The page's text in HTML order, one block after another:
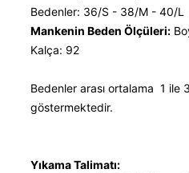
Bedenler: 36/S - 38/M - 40/L
Mankenin Beden Ölçüleri:
Kalça: 92
Bedenler arası ortalama 1 ile
göstermektedir.
Yıkama Talimatı: